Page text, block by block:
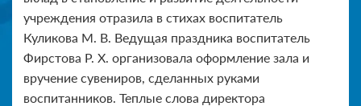
учреждения отразила в стихах воспитатель
Куликова М. В. Ведущая праздника воспитатель
Фирстова Р. Х. организовала оформление зала и
вручение сувениров, сделанных руками
воспитанников. Теплые слова директора